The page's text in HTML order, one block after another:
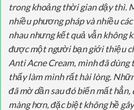
trong khoảng thời gian dậy thì.
nhiều phương pháp và nhiều
nhau nhưng kết quả vẫn không
được một người bạn giới thiệu
Anti Acne Cream, mình đã dùng
thấy làm mình rất hài lòng.
đã mờ dần sau đó biến mất hẳn,
màng hơn, đặc biệt không hề